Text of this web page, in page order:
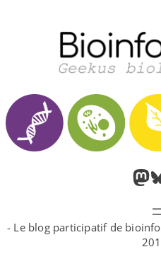
M B
l
u
- Le blog participatif de